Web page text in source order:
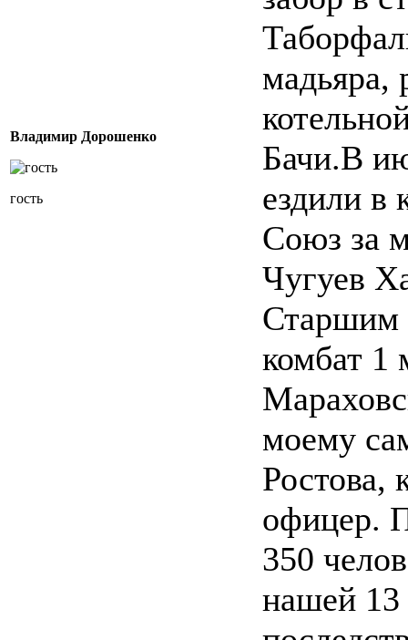
Владимир Дорошенко
гость
мадьяра,
Бачи.В
ездили в
Союз за
Чугуев
Старшим
комбат 1
моему
Ростова,
офицер.
350
нашей 13